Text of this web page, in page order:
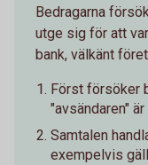
Bedragarna
utge sig för att
bank, välkänt
Först försöker
"avsändaren"
Samtalen
exempelvis